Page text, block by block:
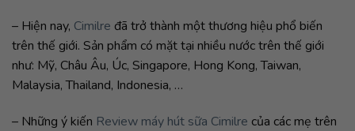
– Hiện nay, Cimilre đã trở thành một thương hiệu phổ biến
trên thế giới. Sản phẩm có mặt tại nhiều nước trên thế giới
như: Mỹ, Châu Âu, Úc, Singapore, Hong Kong, Taiwan,
Malaysia, Thailand, Indonesia, …
– Những ý kiến Review máy hút sữa Cimilre của các mẹ trên